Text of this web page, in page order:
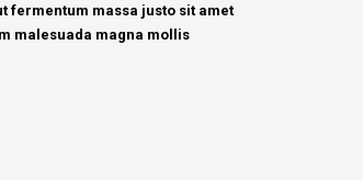
fermentum massa justo sit amet
malesuada magna mollis